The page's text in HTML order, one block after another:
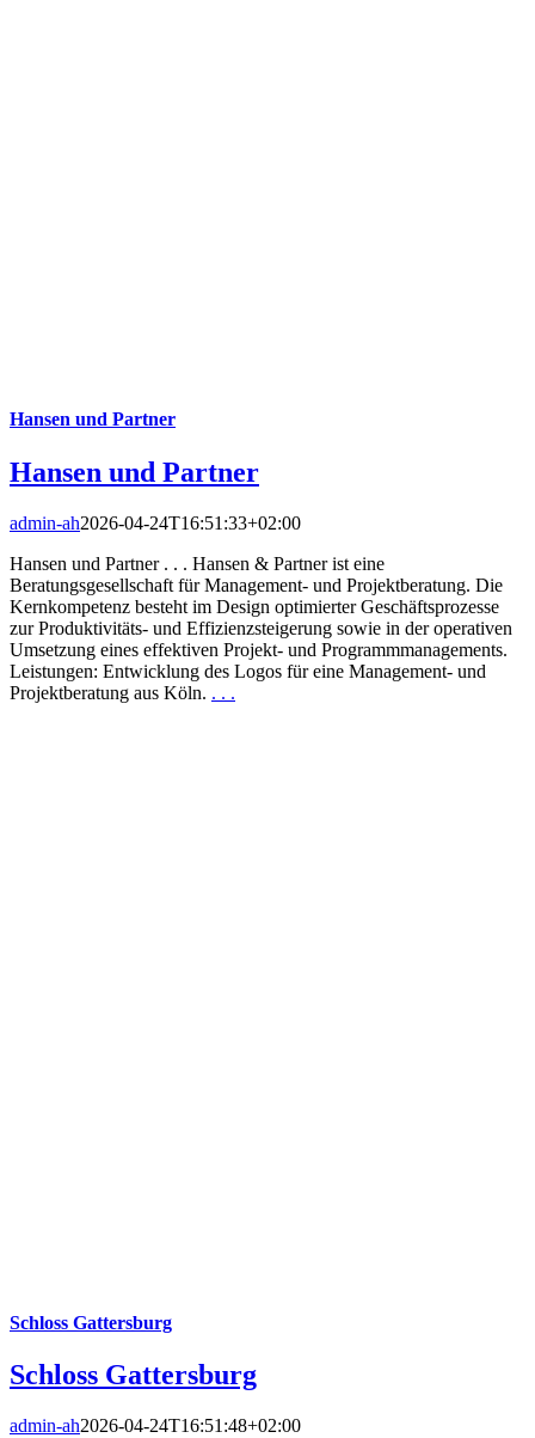
Hansen und Partner
Hansen und Partner
admin-ah2026-04-24T16:51:33+02:00
Hansen und Partner . . . Hansen & Partner ist eine
Beratungsgesellschaft für Management- und Projektberatung. Die
Kernkompetenz besteht im Design optimierter Geschäftsprozesse
zur Produktivitäts- und Effizienzsteigerung sowie in der operativen
Umsetzung eines effektiven Projekt- und Programmmanagements.
Leistungen: Entwicklung des Logos für eine Management- und
Projektberatung aus Köln. . . .
Schloss Gattersburg
Schloss Gattersburg
admin-ah2026-04-24T16:51:48+02:00